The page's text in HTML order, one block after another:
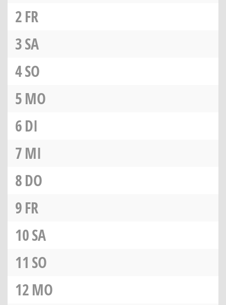
2FR
3SA
4SO
5MO
6DI
7MI
8DO
9FR
10SA
11 SO
12MO